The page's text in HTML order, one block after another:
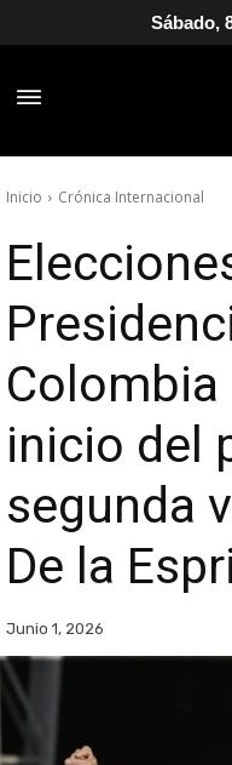
Sábado,
Inicio Crónica Internacional
Colombia
inicio del
segunda
De la
Junio 1, 2026